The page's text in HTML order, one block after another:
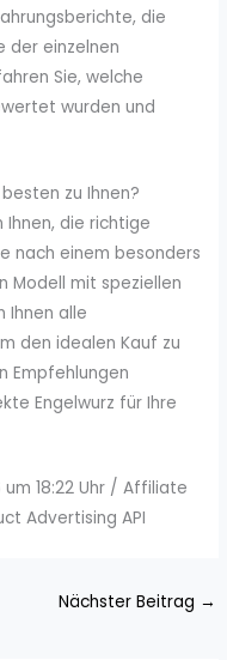
die
der einzelnen
Sie, welche
wurden und
zu Ihnen?
Ihnen, die richtige
nach einem besonders
Modell mit speziellen
Ihnen alle
den idealen Kauf zu
Empfehlungen
Engelwurz für Ihre
18:22 Uhr / Affiliate
Advertising API
Nächster Beitrag →